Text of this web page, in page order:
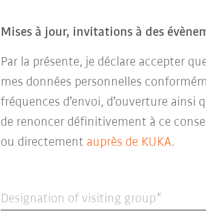
Mises à jour, invitations à des
Par la présente, je déclare accepter
mes données personnelles
fréquences d’envoi, d’ouverture
de renoncer définitivement à ce
ou directement auprès de KUKA.
Designation of visiting group